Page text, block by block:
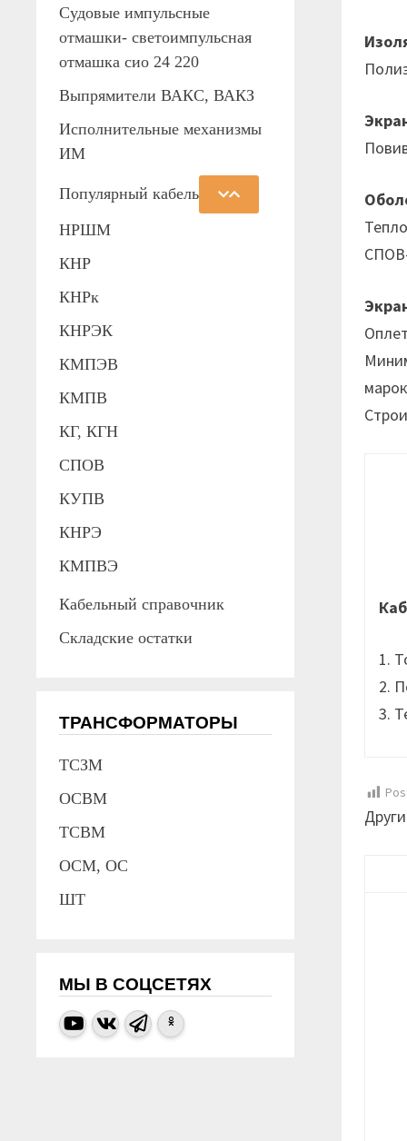
1.
2.
3.
Судовые импульсные
отмашки- светоимпульсная
отмашка сио 24 220
Выпрямители ВАКС, ВАКЗ
Исполнительные механизмы
ИМ
Популярный кабель
НРШМ
КНР
КНРк
КНРЭК
КМПЭВ
КМПВ
КГ, КГН
СПОВ
КУПВ
КНРЭ
КМПВЭ
Кабельный справочник
Складские остатки
ТРАНСФОРМАТОРЫ
ТСЗМ
ОСВМ
ТСВМ
ОСМ, ОС
ШТ
МЫ В СОЦСЕТЯХ